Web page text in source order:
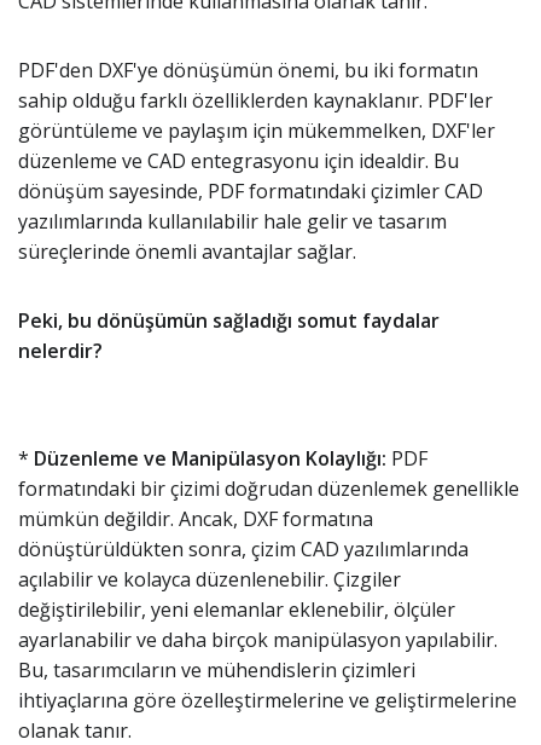
PDF'den DXF'ye dönüşümün önemi, bu iki formatın
sahip olduğu farklı özelliklerden kaynaklanır. PDF'ler
görüntüleme ve paylaşım için mükemmelken, DXF'ler
düzenleme ve CAD entegrasyonu için idealdir. Bu
dönüşüm sayesinde, PDF formatındaki çizimler CAD
yazılımlarında kullanılabilir hale gelir ve tasarım
süreçlerinde önemli avantajlar sağlar.
Peki, bu dönüşümün sağladığı somut faydalar
nelerdir?
* Düzenleme ve Manipülasyon Kolaylığı: PDF
formatındaki bir çizimi doğrudan düzenlemek genellikle
mümkün değildir. Ancak, DXF formatına
dönüştürüldükten sonra, çizim CAD yazılımlarında
açılabilir ve kolayca düzenlenebilir. Çizgiler
değiştirilebilir, yeni elemanlar eklenebilir, ölçüler
ayarlanabilir ve daha birçok manipülasyon yapılabilir.
Bu, tasarımcıların ve mühendislerin çizimleri
ihtiyaçlarına göre özelleştirmelerine ve geliştirmelerine
olanak tanır.